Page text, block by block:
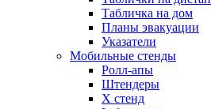
Табличка на дом
Планы эвакуации
Указатели
Мобильные стенды
Ролл-апы
Штендеры
Х стенд